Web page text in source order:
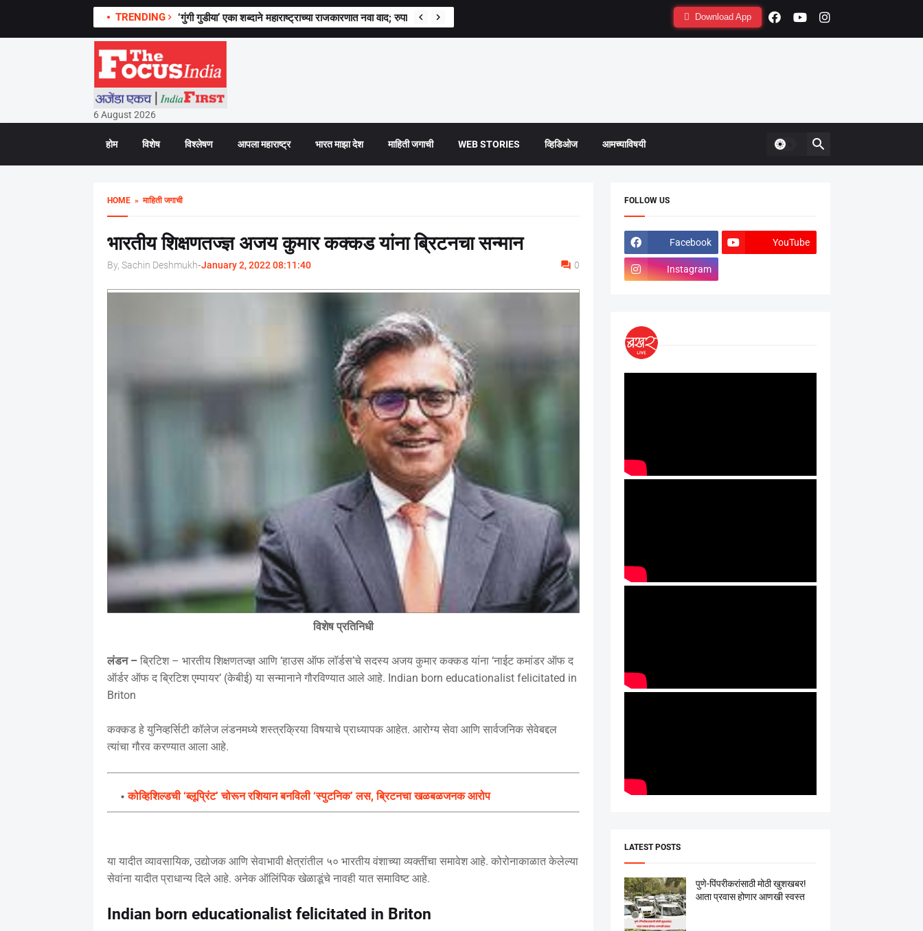
TRENDING ‘गुंगी गुडीया’ एका शब्दाने महाराष्ट्राच्या राजकारणात नवा वाद; रुपाली चाकणकर संतापल्या Download App
6 August 2026
होम विशेष विश्लेषण आपला महाराष्ट्र भारत माझा देश माहिती जगाची WEB STORIES व्हिडिओज आमच्याविषयी
HOME» माहिती जगाची
भारतीय शिक्षणतज्ज्ञ अजय कुमार कक्कड यांना ब्रिटनचा सन्मान
By, Sachin Deshmukh-January 2, 2022 08:11:40 0
विशेष प्रतिनिधी
लंडन –ब्रिटिश – भारतीय शिक्षणतज्ज्ञ आणि ‘हाउस ऑफ लॉर्डस’चे सदस्य अजय कुमार कक्कड यांना ‘नाईट कमांडर ऑफ द
ऑर्डर ऑफ द ब्रिटिश एम्पायर’ (केबीई) या सन्मानाने गौरविण्यात आले आहे. Indian born educationalist felicitated in
Briton
कक्कड हे युनिव्हर्सिटी कॉलेज लंडनमध्ये शस्त्रक्रिया विषयाचे प्राध्यापक आहेत. आरोग्य सेवा आणि सार्वजनिक सेवेबद्दल
त्यांचा गौरव करण्यात आला आहे.
कोव्हिशिल्डची ‘ब्लूप्रिंट’ चोरून रशियान बनविली ‘स्पुटनिक’ लस, ब्रिटनचा खळबळजनक आरोप
या यादीत व्यावसायिक, उद्योजक आणि सेवाभावी क्षेत्रांतील ५० भारतीय वंशाच्या व्यक्तींचा समावेश आहे. कोरोनाकाळात केलेल्या
सेवांना यादीत प्राधान्य दिले आहे. अनेक ऑलिंपिक खेळाडूंचे नावही यात समाविष्ट आहे.
Indian born educationalist felicitated in Briton
FOLLOW US
Facebook YouTube
Instagram
LATEST POSTS
पुणे-पिंपरीकरांसाठी मोठी खुशखबर!
आता प्रवास होणार आणखी स्वस्त